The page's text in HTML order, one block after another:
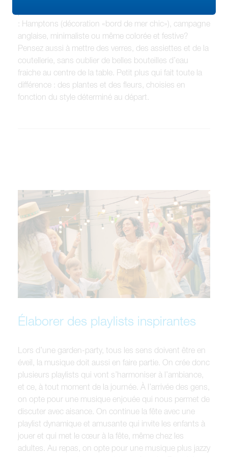
: Hamptons (décoration «bord de mer chic»), campagne
anglaise, minimaliste ou même colorée et festive?
Pensez aussi à mettre des verres, des assiettes et de la
coutellerie, sans oublier de belles bouteilles d’eau
fraiche au centre de la table. Petit plus qui fait toute la
différence : des plantes et des fleurs, choisies en
fonction du style déterminé au départ.
Élaborer des playlists inspirantes
Lors d’une garden-party, tous les sens doivent être en
éveil, la musique doit aussi en faire partie. On crée donc
plusieurs playlists qui vont s’harmoniser à l’ambiance,
et ce, à tout moment de la journée. À l’arrivée des gens,
on opte pour une musique enjouée qui nous permet de
discuter avec aisance. On continue la fête avec une
playlist dynamique et amusante qui invite les enfants à
jouer et qui met le cœur à la fête, même chez les
adultes. Au repas, on opte pour une musique plus jazzy